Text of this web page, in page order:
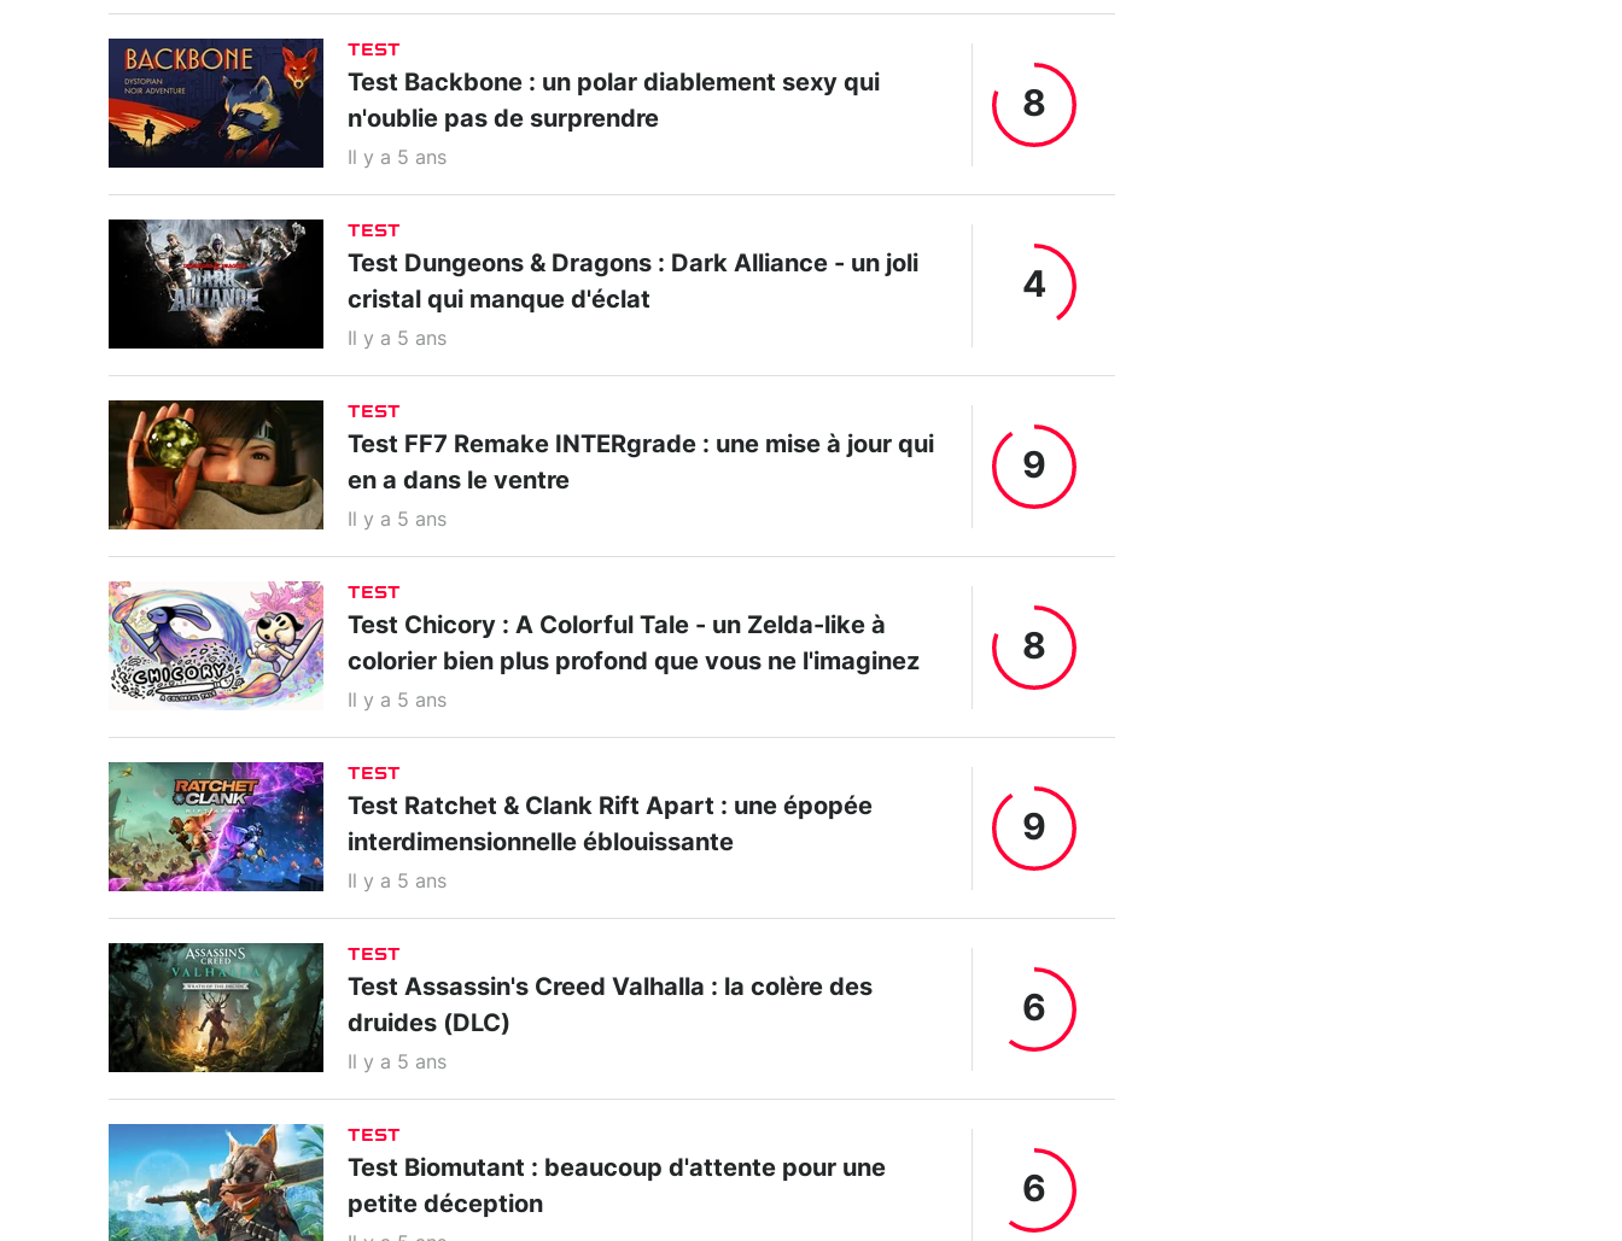
TEST
Test Backbone : un polar diablement sexy qui
n'oublie pas de surprendre
Il y a 5 ans
8
TEST
Test Dungeons & Dragons : Dark Alliance - un joli
cristal qui manque d'éclat
Il y a 5 ans
4
TEST
Test FF7 Remake INTERgrade : une mise à jour qui
en a dans le ventre
Il y a 5 ans
9
TEST
Test Chicory : A Colorful Tale - un Zelda-like à
colorier bien plus profond que vous ne l'imaginez
Il y a 5 ans
8
TEST
Test Ratchet & Clank Rift Apart : une épopée
interdimensionnelle éblouissante
Il y a 5 ans
9
TEST
Test Assassin's Creed Valhalla : la colère des
druides (DLC)
Il y a 5 ans
6
TEST
Test Biomutant : beaucoup d'attente pour une
petite déception
6